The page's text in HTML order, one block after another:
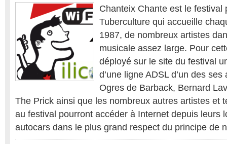
Chanteix Chante est le festival
Tuberculture qui accueille
1987, de nombreux artistes
musicale assez large. Pour
déployé sur le site du festival
d’une ligne ADSL d’un des
Ogres de Barback, Bernard
The Prick ainsi que les nombreux autres artistes et
au festival pourront accéder à Internet depuis leurs
autocars dans le plus grand respect du principe de